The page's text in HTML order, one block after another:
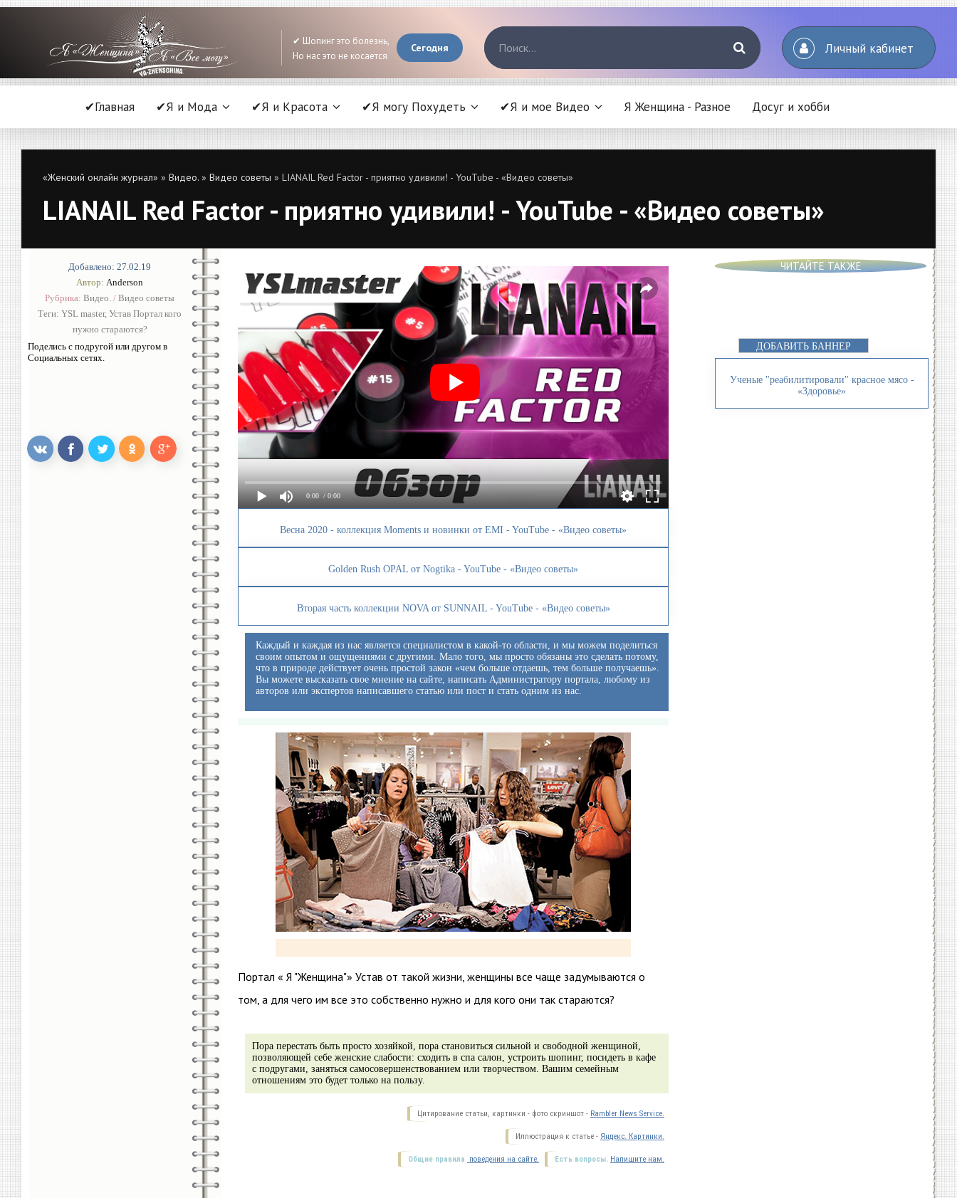
✔ Шопинг это болезнь,
Но нас это не косается
Сегодня Личный кабинет
✔Главная ✔Я и Мода ✔Я и Красота ✔Я могу Похудеть ✔Я и мое Видео Я Женщина - Разное Досуг и хобби
«Женский онлайн журнал» » Видео. » Видео советы » LIANAIL Red Factor - приятно удивили! - YouTube - «Видео советы»
LIANAIL Red Factor - приятно удивили! - YouTube - «Видео советы»
Добавлено: 27.02.19
Автор: Anderson
Рубрика: Видео. / Видео советы
Теги: YSL master, Устав Портал кого
нужно стараются?
Поделись с подругой или другом в
Социальных сетях.
0:00 / 0:00
Весна 2020 - коллекция Moments и новинки от EMI - YouTube - «Видео советы»
Golden Rush OPAL от Nogtika - YouTube - «Видео советы»
Вторая часть коллекции NOVA от SUNNAIL - YouTube - «Видео советы»
Каждый и каждая из нас является специалистом в какой-то области, и мы можем поделиться
своим опытом и ощущениями с другими. Мало того, мы просто обязаны это сделать потому,
что в природе действует очень простой закон «чем больше отдаешь, тем больше получаешь».
Вы можете высказать свое мнение на сайте, написать Администратору портала, любому из
авторов или экспертов написавшего статью или пост и стать одним из нас.
Портал « Я "Женщина"» Устав от такой жизни, женщины все чаще задумываются о
том, а для чего им все это собственно нужно и для кого они так стараются?
Пора перестать быть просто хозяйкой, пора становиться сильной и свободной женщиной,
позволяющей себе женские слабости: сходить в спа салон, устроить шопинг, посидеть в кафе
с подругами, заняться самосовершенствованием или творчеством. Вашим семейным
отношениям это будет только на пользу.
Цитирование статьи, картинки - фото скриншот - Rambler News Service.
Иллюстрация к статье - Яндекс. Картинки.
Есть вопросы. Напишите нам.
Общие правила поведения на сайте.
ЧИТАЙТЕ ТАКЖЕ
ДОБАВИТЬ БАННЕР
Ученые "реабилитировали" красное мясо -
«Здоровье»